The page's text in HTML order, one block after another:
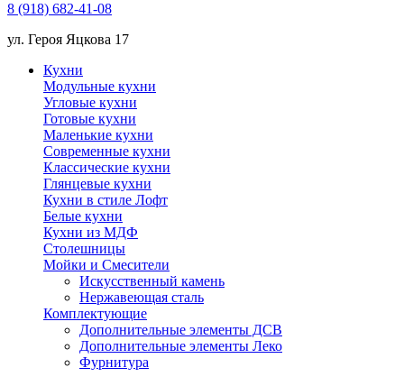
8 (918) 682-41-08
ул. Героя Яцкова 17
Кухни
Модульные кухни
Угловые кухни
Готовые кухни
Маленькие кухни
Современные кухни
Классические кухни
Глянцевые кухни
Кухни в стиле Лофт
Белые кухни
Кухни из МДФ
Столешницы
Мойки и Смесители
Искусственный камень
Нержавеющая сталь
Комплектующие
Дополнительные элементы ДСВ
Дополнительные элементы Леко
Фурнитура